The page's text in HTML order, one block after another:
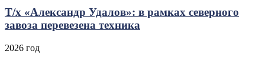
Т/х «Александр Удалов»: в рамках северного
завоза перевезена техника
2026 год